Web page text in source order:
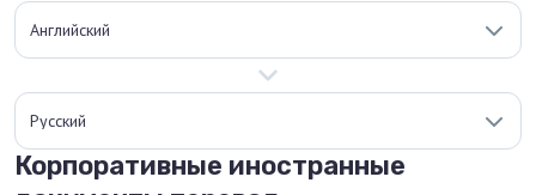
Английский
Русский
Корпоративные иностранные